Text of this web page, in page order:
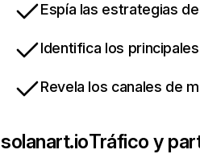
Espía las estrategias
Identifica los
Revela los canales de
solanart.ioTráfico y